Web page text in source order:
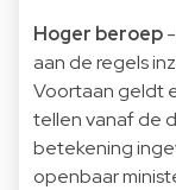
Hoger beroep
aan de regels
Voortaan geldt
tellen vanaf de
betekening
openbaar